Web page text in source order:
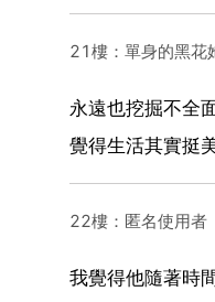
21樓：單身的黑花
永遠也挖掘不全
覺得生活其實挺
22樓：匿名使用者
我覺得他隨著時